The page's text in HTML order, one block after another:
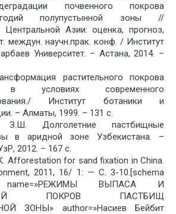
почвенного покрова
полупустынной зоны //
Центральной Азии: оценка, прогноз,
междун. научн.прак. конф. / Институт
Университет. – Астана, 2014. –
растительного покрова
в условиях современного
Институт ботаники и
– Алматы, 1999. – 131 с.
З.Ш. Долголетние пастбищные
в аридной зоне Узбекистана. –
2012. – 167 с.
Afforestation for sand fixation in China.
2011, 16/ 1: — С. 3-10.[schema
name=»РЕЖИМЫ ВЫПАСА И
ПОКРОВ ПАСТБИЩ
ЗОНЫ» author=»Насиев Бейбит